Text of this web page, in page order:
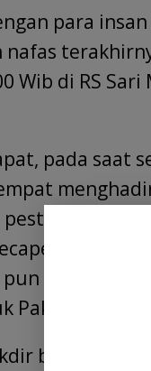
para
Wib di RS
pada saat
di wisma
segera
berkata lain